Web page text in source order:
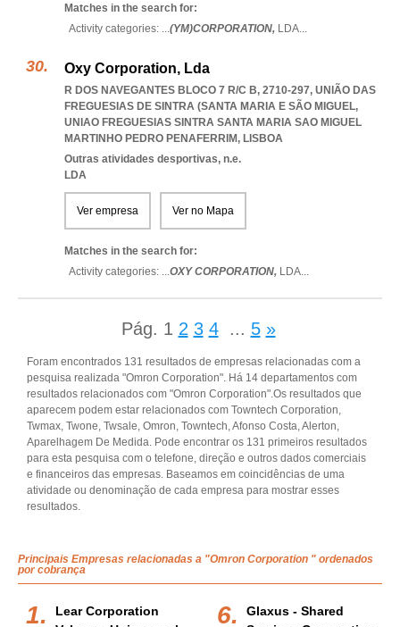
Matches in the search for:
Activity categories: ...(YM)CORPORATION, LDA...
Oxy Corporation, Lda
R DOS NAVEGANTES BLOCO 7 R/C B, 2710-297, UNIÃO DAS
FREGUESIAS DE SINTRA (SANTA MARIA E SÃO MIGUEL,
UNIAO FREGUESIAS SINTRA SANTA MARIA SAO MIGUEL
MARTINHO PEDRO PENAFERRIM, LISBOA
Outras atividades desportivas, n.e.
LDA
Ver empresa Ver no Mapa
Matches in the search for:
Activity categories: ...OXY CORPORATION, LDA...
Pág. 1 2 3 4 ... 5 »
Foram encontrados 131 resultados de empresas relacionadas com a
pesquisa realizada "Omron Corporation". Há 14 departamentos com
resultados relacionados com "Omron Corporation".Os resultados que
aparecem podem estar relacionados com Towntech Corporation,
Twmax, Twone, Twsale, Omron, Towntech, Afonso Costa, Alerton,
Aparelhagem De Medida. Pode encontrar os 131 primeiros resultados
para esta pesquisa com o telefone, direção e outros dados comerciais
e financeiros das empresas. Baseamos em coincidências de uma
atividade ou denominação de cada empresa para mostrar esses
resultados.
Principais Empresas relacionadas a "Omron Corporation " ordenados
por cobrança
Lear Corporation
Glaxus - Shared